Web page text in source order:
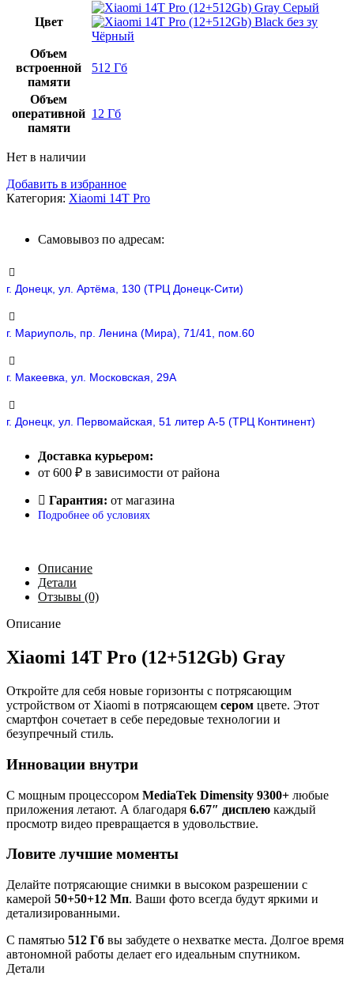
Цвет
Серый
Чёрный
Объем
встроенной
памяти
512 Гб
Объем
оперативной
памяти
12 Гб
Нет в наличии
Добавить в избранное
Категория: Xiaomi 14T Pro
Самовывоз по адресам:
г. Донецк, ул. Артёма, 130 (ТРЦ Донецк-Сити)
г. Мариуполь, пр. Ленина (Мира), 71/41, пом.60
г. Макеевка, ул. Московская, 29А
г. Донецк, ул. Первомайская, 51 литер А-5 (ТРЦ Континент)
Доставка курьером:
от 600 ₽ в зависимости от района
Гарантия: от магазина
Подробнее об условиях
Описание
Детали
Отзывы (0)
Описание
Xiaomi 14Т Pro (12+512Gb) Gray
Откройте для себя новые горизонты с потрясающим
устройством от Xiaomi в потрясающем сером цвете. Этот
смартфон сочетает в себе передовые технологии и
безупречный стиль.
Инновации внутри
С мощным процессором MediaTek Dimensity 9300+ любые
приложения летают. А благодаря 6.67″ дисплею каждый
просмотр видео превращается в удовольствие.
Ловите лучшие моменты
Делайте потрясающие снимки в высоком разрешении с
камерой 50+50+12 Мп. Ваши фото всегда будут яркими и
детализированными.
С памятью 512 Гб вы забудете о нехватке места. Долгое время
автономной работы делает его идеальным спутником.
Детали